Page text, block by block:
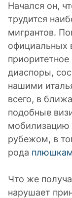
Начался он,
трудится
мигрантов.
официальных
диаспоры,
нашими
всего, в
подобные
мобилизацию
рубежом, в
рода
Что же
нарушает